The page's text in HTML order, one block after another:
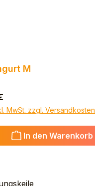
M
Preis:
MwSt. zzgl. Versandkosten
In den Warenkorb